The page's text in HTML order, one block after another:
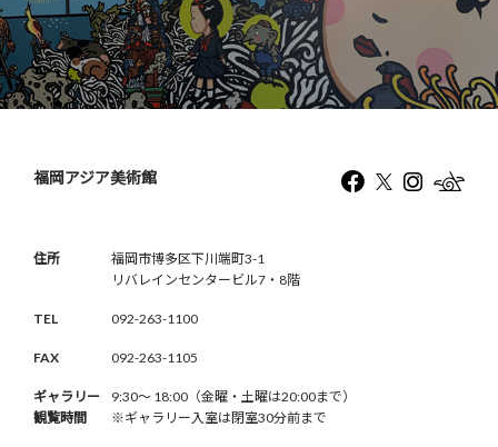
福岡アジア美術館
住所
福岡市博多区下川端町3-1
リバレインセンタービル7・8階
TEL 092-263-1100
FAX 092-263-1105
ギャラリー
観覧時間
9:30〜 18:00（金曜・土曜は20:00まで）
※ギャラリー入室は閉室30分前まで